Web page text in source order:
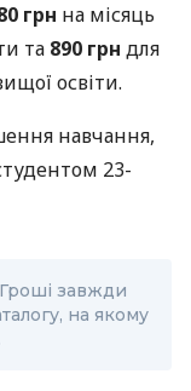
грн на місяць
та 890 грн для
освіти.
навчання,
23-
завжди
на якому